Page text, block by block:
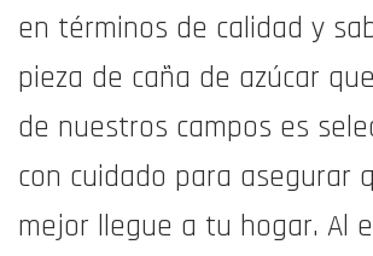
en términos de calidad y
pieza de caña de azúcar
de nuestros campos es
con cuidado para asegurar
mejor llegue a tu hogar. Al